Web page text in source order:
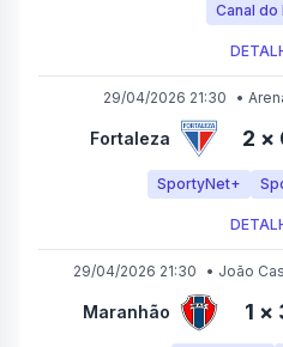
Canal do
29/04/2026 21:30 •
Fortaleza 2 ×
SportyNet+
29/04/2026 21:30 • João
Maranhão 1 ×